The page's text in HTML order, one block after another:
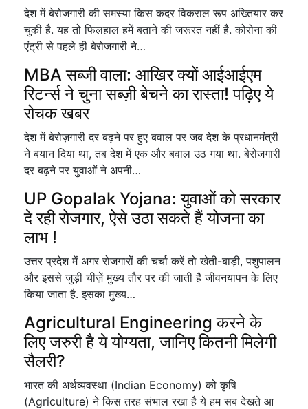
देश में बेरोजगारी की समस्या किस कदर विकराल रूप अख्तियार कर
चुकी है. यह तो फिलहाल हमें बताने की जरूरत नहीं है. कोरोना की
एंट्री से पहले ही बेरोजगारी ने…
MBA सब्जी वाला: आखिर क्यों आईआईएम
रिटर्न्स ने चुना सब्ज़ी बेचने का रास्ता! पढ़िए ये
रोचक खबर
देश में बेरोज़गारी दर बढ़ने पर हुए बवाल पर जब देश के प्रधानमंत्री
ने बयान दिया था, तब देश में एक और बवाल उठ गया था. बेरोजगारी
दर बढ़ने पर युवाओं ने अपनी…
UP Gopalak Yojana: युवाओं को सरकार
दे रही रोजगार, ऐसे उठा सकते हैं योजना का
लाभ !
उत्तर प्रदेश में अगर रोजगारों की चर्चा करें तो खेती-बाड़ी, पशुपालन
और इससे जुड़ी चीज़ें मुख्य तौर पर की जाती है जीवनयापन के लिए
किया जाता है. इसका मुख्य…
Agricultural Engineering करने के
लिए जरुरी है ये योग्यता, जानिए कितनी मिलेगी
सैलरी?
भारत की अर्थव्यवस्था (Indian Economy) को कृषि
(Agriculture) ने किस तरह संभाल रखा है ये हम सब देखते आ